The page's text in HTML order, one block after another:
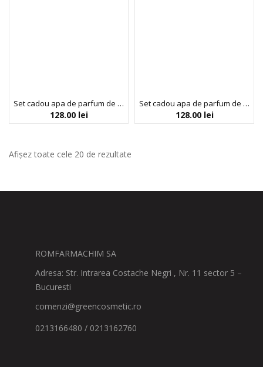
Set cadou apa de parfum de dama Colour Me Purple & spray de corp, Milton-Lloyd Fragrances, 1 x 100 ml, 1 x 150 ml
128.00 lei
Set cadou apa de parfum de dama Colour Me Sky Blue & spray de corp, Milton-Lloyd Fragrances, 250 ml
128.00 lei
Afișez toate cele 20 de rezultate
ROMFARMACHIM SA
Adresa: Str. Intrarea Costache Negri , Nr. 11 sector 5 –
Bucuresti
comenzi@greencosmetic.ro
0213166480 / 0213162760